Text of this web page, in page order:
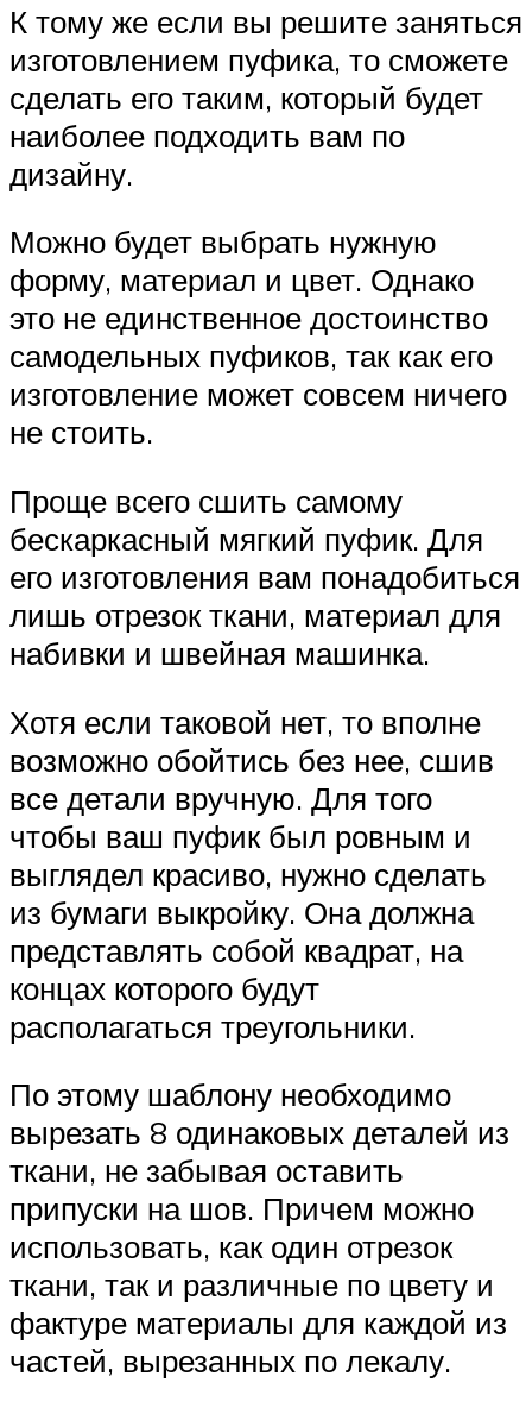
К тому же если вы решите заняться
изготовлением пуфика, то сможете
сделать его таким, который будет
наиболее подходить вам по
дизайну.
Можно будет выбрать нужную
форму, материал и цвет. Однако
это не единственное достоинство
самодельных пуфиков, так как его
изготовление может совсем ничего
не стоить.
Проще всего сшить самому
бескаркасный мягкий пуфик. Для
его изготовления вам понадобиться
лишь отрезок ткани, материал для
набивки и швейная машинка.
Хотя если таковой нет, то вполне
возможно обойтись без нее, сшив
все детали вручную. Для того
чтобы ваш пуфик был ровным и
выглядел красиво, нужно сделать
из бумаги выкройку. Она должна
представлять собой квадрат, на
концах которого будут
располагаться треугольники.
По этому шаблону необходимо
вырезать 8 одинаковых деталей из
ткани, не забывая оставить
припуски на шов. Причем можно
использовать, как один отрезок
ткани, так и различные по цвету и
фактуре материалы для каждой из
частей, вырезанных по лекалу.